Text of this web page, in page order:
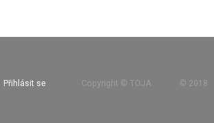
Přihlásit se Copyright © TOJA © 2018